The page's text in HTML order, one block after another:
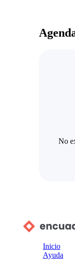
No
Inicio
Ayuda